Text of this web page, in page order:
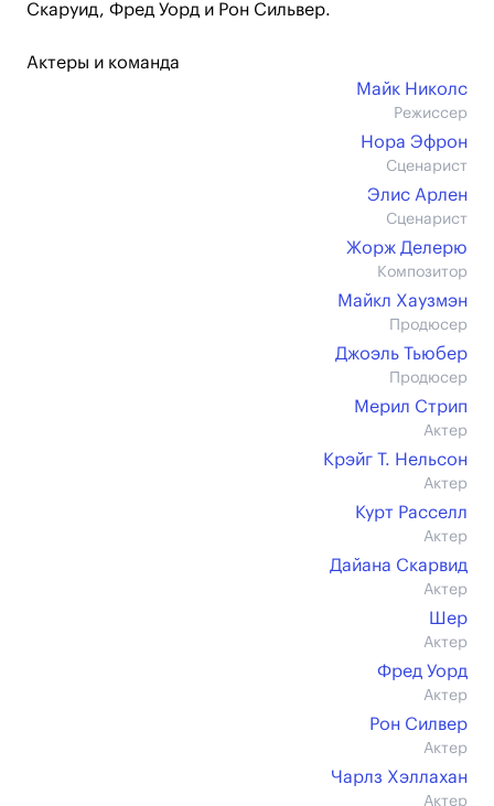
Скаруид, Фред Уорд и Рон Сильвер.
Актеры и команда
Майк Николс
Режиссер
Нора Эфрон
Сценарист
Элис Арлен
Сценарист
Жорж Делерю
Композитор
Майкл Хаузмэн
Продюсер
Джоэль Тьюбер
Продюсер
Мерил Стрип
Актер
Крэйг Т. Нельсон
Актер
Курт Расселл
Актер
Дайана Скарвид
Актер
Шер
Актер
Фред Уорд
Актер
Рон Силвер
Актер
Чарлз Хэллахан
Актер